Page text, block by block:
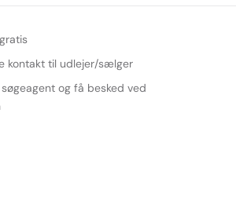
kontakt til udlejer/sælger
og få besked ved